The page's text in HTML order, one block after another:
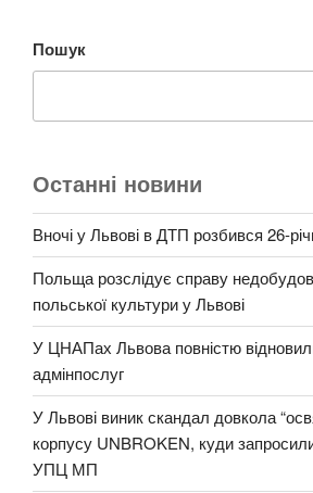
Пошук
Останні новини
Вночі у Львові в ДТП розбився 26-
Польща розслідує справу
польської культури у Львові
У ЦНАПах Львова повністю
адмінпослуг
У Львові виник скандал довкола
корпусу UNBROKEN, куди
УПЦ МП